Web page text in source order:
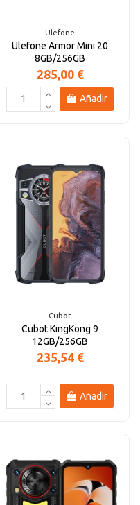
Ulefone
Ulefone Armor Mini 20
8GB/256GB
285,00 €
Añadir
Cubot
Cubot KingKong 9
12GB/256GB
235,54 €
Añadir